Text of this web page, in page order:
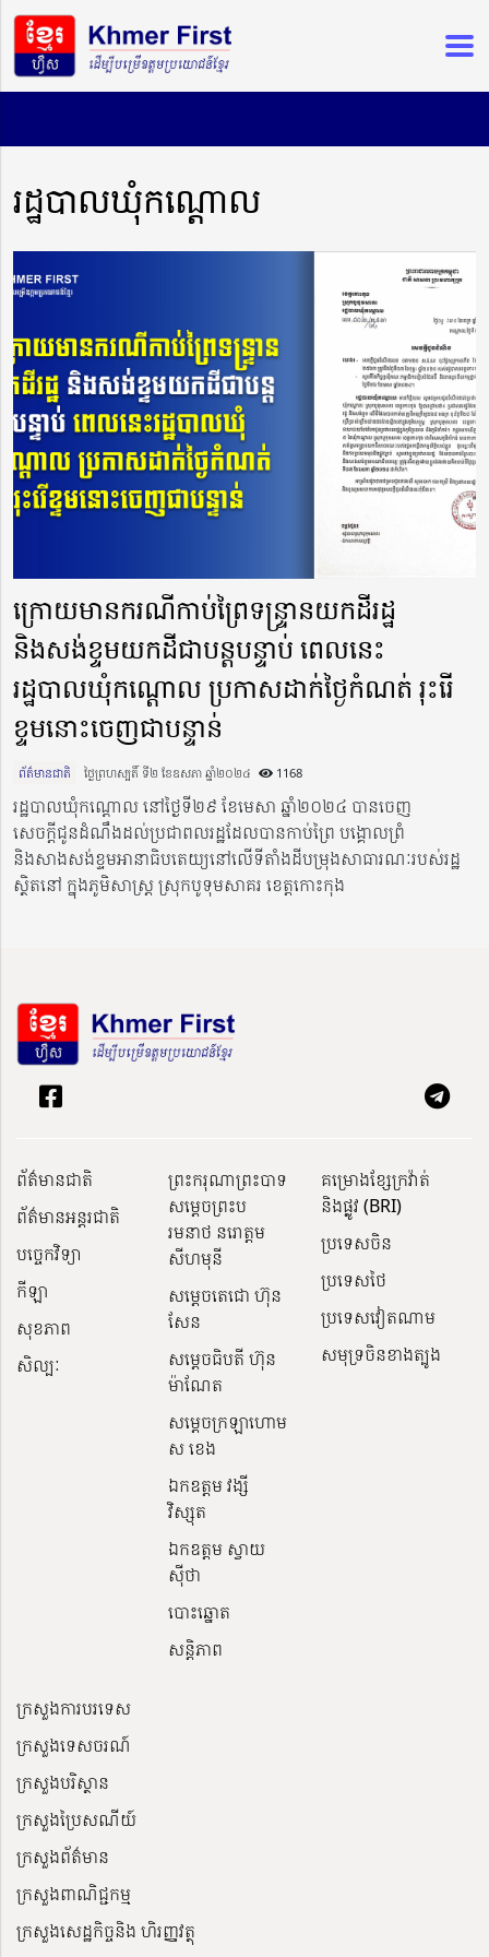
រដ្ឋបាលឃុំកណ្ដោល
ក្រោយមានករណីកាប់ព្រៃទន្ទ្រានយកដីរដ្ឋ
និងសង់ខ្ទមយកដីជាបន្ដបន្ទាប់ ពេលនេះ
រដ្ឋបាលឃុំកណ្ដោល ប្រកាសដាក់ថ្ងៃកំណត់ រុះរើ
ខ្ទមនោះចេញជាបន្ទាន់
ព័ត៌មានជាតិ ថ្ងៃព្រហស្បតិ៍ ទី២ ខែឧសភា ឆ្នាំ២០២៤​ 1168
រដ្ឋបាលឃុំកណ្ដោល នៅថ្ងៃទី២៩ ខែមេសា ឆ្នាំ២០២៤ បានចេញ
សេចក្ដីជូនដំណឹងដល់ប្រជាពលរដ្ឋដែលបានកាប់ព្រៃ បង្គោលព្រំ
និងសាងសង់ខ្ទមអានាធិបតេយ្យនៅលើទីតាំងដីបម្រុងសាធារណៈរបស់រដ្ឋ
ស្ថិតនៅ ក្នុងភូមិសាស្ត្រ ស្រុកបូទុមសាគរ ខេត្តកោះកុង
ព័ត៌មានជាតិ
ព័ត៌មានអន្តរជាតិ
បច្ចេកវិទ្យា
កីឡា
សុខភាព
សិល្បៈ
ព្រះករុណាព្រះបាទ
សម្តេចព្រះប
រមនាថ នរោត្តម
សីហមុនី
សម្តេចតេជោ ហ៊ុន
សែន
សម្ដេចធិបតី ហ៊ុន
ម៉ាណែត
សម្ដេចក្រឡាហោម
ស ខេង
ឯកឧត្តម វង្សី
វិស្សុត
ឯកឧត្តម ស្វាយ
ស៊ីថា
បោះឆ្នោត
សន្តិភាព
គម្រោងខ្សែក្រវ៉ាត់
និងផ្លូវ (BRI)
ប្រទេសចិន
ប្រទេសថៃ
ប្រទេសវៀតណាម
សមុទ្រចិនខាងត្បូង
ក្រសួងការបរទេស
ក្រសួងទេសចរណ៍
ក្រសួងបរិស្ថាន
ក្រសួងប្រៃសណីយ៍
ក្រសួងព័ត៌មាន
ក្រសួងពាណិជ្ជកម្ម
ក្រសួងសេដ្ឋកិច្ចនិង ហិរញ្ញវត្ថុ